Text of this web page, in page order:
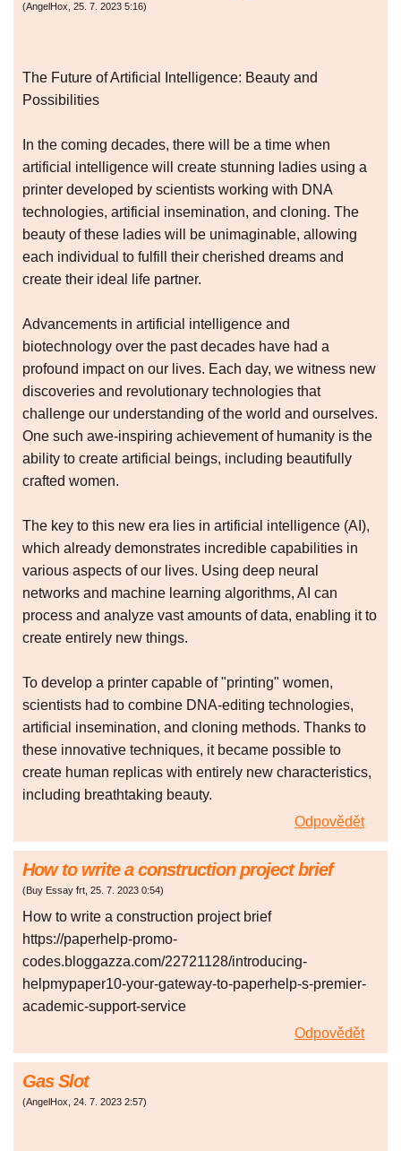
(AngelHox, 25. 7. 2023 5:16)
The Future of Artificial Intelligence: Beauty and
Possibilities
In the coming decades, there will be a time when
artificial intelligence will create stunning ladies using a
printer developed by scientists working with DNA
technologies, artificial insemination, and cloning. The
beauty of these ladies will be unimaginable, allowing
each individual to fulfill their cherished dreams and
create their ideal life partner.
Advancements in artificial intelligence and
biotechnology over the past decades have had a
profound impact on our lives. Each day, we witness new
discoveries and revolutionary technologies that
challenge our understanding of the world and ourselves.
One such awe-inspiring achievement of humanity is the
ability to create artificial beings, including beautifully
crafted women.
The key to this new era lies in artificial intelligence (AI),
which already demonstrates incredible capabilities in
various aspects of our lives. Using deep neural
networks and machine learning algorithms, AI can
process and analyze vast amounts of data, enabling it to
create entirely new things.
To develop a printer capable of "printing" women,
scientists had to combine DNA-editing technologies,
artificial insemination, and cloning methods. Thanks to
these innovative techniques, it became possible to
create human replicas with entirely new characteristics,
including breathtaking beauty.
Odpovědět
How to write a construction project brief
(Buy Essay frt, 25. 7. 2023 0:54)
How to write a construction project brief
https://paperhelp-promo-
codes.bloggazza.com/22721128/introducing-
helpmypaper10-your-gateway-to-paperhelp-s-premier-
academic-support-service
Odpovědět
Gas Slot
(AngelHox, 24. 7. 2023 2:57)